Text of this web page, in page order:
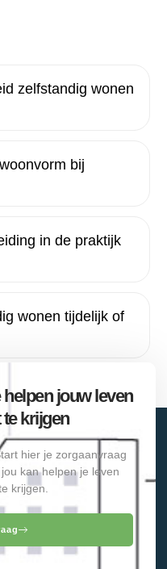
zelfstandig wonen
bij
in de praktijk
wonen tijdelijk of
jouw leven
krijgen
hier je zorgaanvraag
kan helpen je leven
krijgen.